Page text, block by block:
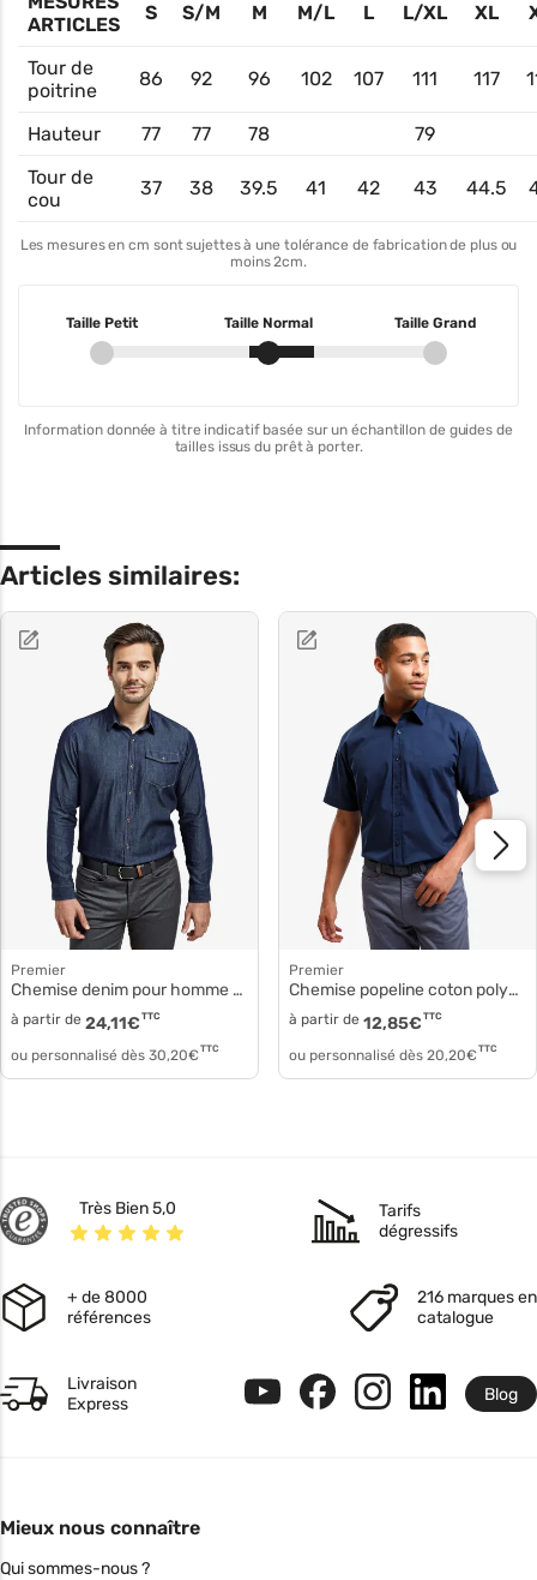
ARTICLES
S S/M M M/L L L/XL XL
Tour de
poitrine
86 92 96 102 107 111 117
Hauteur 77 77 78
79
Tour de
cou
37 38 39.5 41 42 43 44.5
Les mesures en cm sont sujettes à une tolérance de fabrication de plus ou
moins 2cm.
Taille Petit Taille Normal Taille Grand
Information donnée à titre indicatif basée sur un échantillon de guides de
tailles issus du prêt à porter.
Articles similaires:
Premier
Chemise denim pour homme pr222
à partir de 24,11€ TTC
ou personnalisé dès 30,20€ TTC
Premier
Chemise popeline coton polyester pr202
à partir de 12,85€ TTC
ou personnalisé dès 20,20€ TTC
Très Bien 5,0
Tarifs
dégressifs
+ de 8000
références
216 marques en
catalogue
Livraison
Express
Blog
Mieux nous connaître
Qui sommes-nous ?